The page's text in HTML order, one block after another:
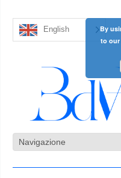
English
By
to our